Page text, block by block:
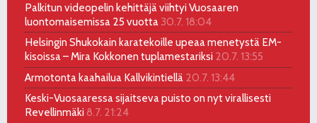
Palkitun videopelin kehittäjä viihtyi Vuosaaren
luontomaisemissa 25 vuotta 30.7. 18:04
Helsingin Shukokain karatekoille upeaa menetystä EM-
kisoissa – Mira Kokkonen tuplamestariksi 20.7. 13:55
Armotonta kaahailua Kallvikintiellä 20.7. 13:44
Keski-Vuosaaressa sijaitseva puisto on nyt virallisesti
Revellinmäki 8.7. 21:24